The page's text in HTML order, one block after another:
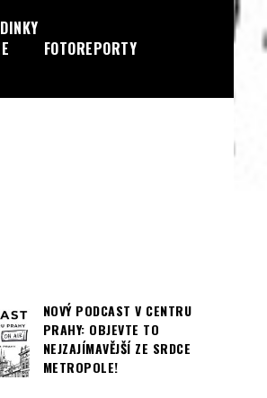
FOTOREPORTY
NOVÝ PODCAST V CENTRU
PRAHY: OBJEVTE TO
NEJZAJÍMAVĚJŠÍ ZE SRDCE
METROPOLE!